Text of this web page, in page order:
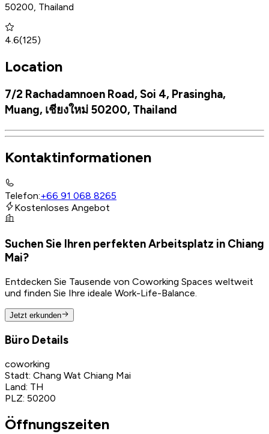
50200, Thailand
4.6(125)
Location
7/2 Rachadamnoen Road, Soi 4, Prasingha,
Muang, เชียงใหม่ 50200, Thailand
Kontaktinformationen
Telefon:+66 91 068 8265
Kostenloses Angebot
Suchen Sie Ihren perfekten Arbeitsplatz in Chiang
Mai?
Entdecken Sie Tausende von Coworking Spaces weltweit
und finden Sie Ihre ideale Work-Life-Balance.
Jetzt erkunden
Büro Details
coworking
Stadt: Chang Wat Chiang Mai
Land: TH
PLZ: 50200
Öffnungszeiten